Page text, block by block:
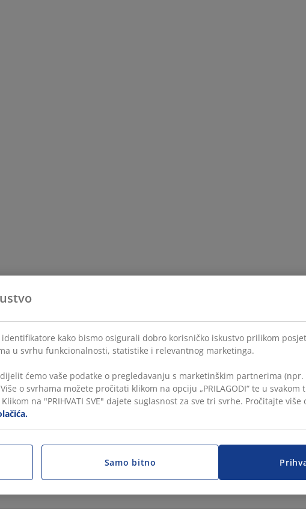
identifikatore kako bismo osigurali dobro korisničko iskustvo prilikom
u svrhu funkcionalnosti, statistike i relevantnog marketinga.
ćemo vaše podatke o pregledavanju s marketinškim partnerima (npr.
o svrhama možete pročitati klikom na opciju „PRILAGODI“ te u
na "PRIHVATI SVE" dajete suglasnost za sve tri svrhe. Pročitajte više
Samo bitno